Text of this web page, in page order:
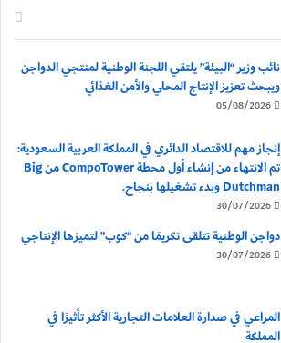
نائب وزير “البيئة” يلتقي اللجنة الوطنية لمنتجي الدواجن
ويبحث تعزيز الإنتاج المحلي والأمن الغذائي
05/08/2026
إنجاز مهم للاقتصاد الدائري في المملكة العربية السعودية:
تم الانتهاء من إنشاء أول محطة CompoTower من Big
Dutchman وبدء تشغيلها بنجاح.
30/07/2026
دواجن الوطنية تتلقى تكريمًا من “كوب” لتميزها الإنتاجي
30/07/2026
المراعي في صدارة العلامات التجارية الأكثر تأثيرًا في
المملكة